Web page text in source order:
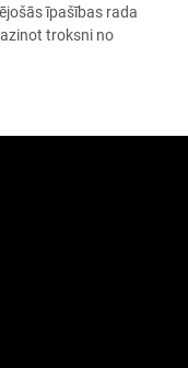
īpašības rada
troksni no